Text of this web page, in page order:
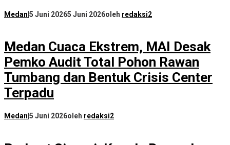
Medan 5 Juni 20265 Juni 2026oleh redaksi2
Medan Cuaca Ekstrem, MAI Desak
Pemko Audit Total Pohon Rawan
Tumbang dan Bentuk Crisis Center
Terpadu
Medan 5 Juni 2026oleh redaksi2